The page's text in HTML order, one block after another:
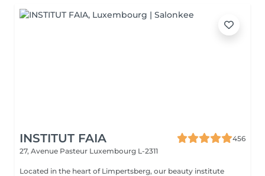
INSTITUT FAIA
456
27, Avenue Pasteur Luxembourg L-2311
Located in the heart of Limpertsberg, our beauty institute